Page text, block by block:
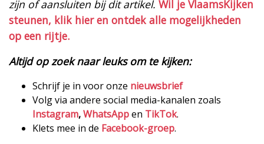
zijn of aansluiten bij dit artikel. Wil je VlaamsKijken
steunen, klik hier en ontdek alle mogelijkheden
op een rijtje.
Altijd op zoek naar leuks om te kijken:
Schrijf je in voor onze nieuwsbrief
Volg via andere social media-kanalen zoals
Instagram,WhatsAppen TikTok.
Klets mee in de Facebook-groep.